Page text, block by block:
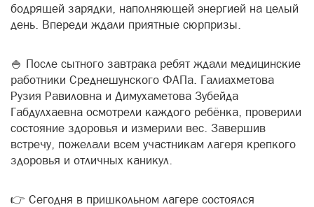
бодрящей зарядки, наполняющей энергией на целый
день. Впереди ждали приятные сюрпризы.
🍚 После сытного завтрака ребят ждали медицинские
работники Среднешунского ФАПа. Галиахметова
Рузия Равиловна и Димухаметова Зубейда
Габдулхаевна осмотрели каждого ребёнка, проверили
состояние здоровья и измерили вес. Завершив
встречу, пожелали всем участникам лагеря крепкого
здоровья и отличных каникул.
👉 Сегодня в пришкольном лагере состоялся